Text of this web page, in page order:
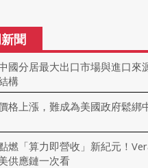
聞
國分居最大出口市場與進口來
構
格上漲，難成為美國政府鬆綁
燃「算力即營收」新紀元！
供應鏈一次看